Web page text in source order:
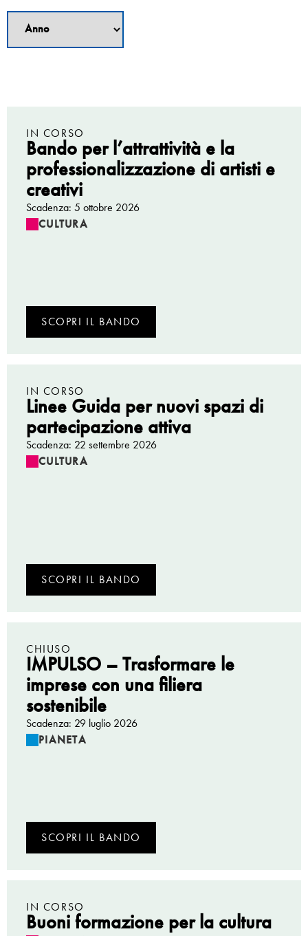
IN CORSO
Bando per l’attrattività e la
professionalizzazione di artisti e
creativi
Scadenza: 5 ottobre 2026
CULTURA
SCOPRI IL BANDO
IN CORSO
Linee Guida per nuovi spazi di
partecipazione attiva
Scadenza: 22 settembre 2026
CULTURA
SCOPRI IL BANDO
CHIUSO
IMPULSO – Trasformare le
imprese con una filiera
sostenibile
Scadenza: 29 luglio 2026
PIANETA
SCOPRI IL BANDO
IN CORSO
Buoni formazione per la cultura